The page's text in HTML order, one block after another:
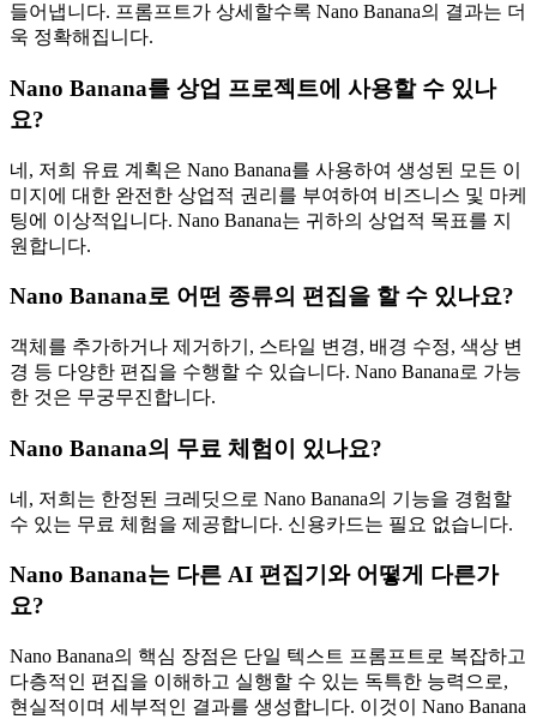
들어냅니다. 프롬프트가 상세할수록 Nano Banana의 결과는 더
욱 정확해집니다.
Nano Banana를 상업 프로젝트에 사용할 수 있나
요?
네, 저희 유료 계획은 Nano Banana를 사용하여 생성된 모든 이
미지에 대한 완전한 상업적 권리를 부여하여 비즈니스 및 마케
팅에 이상적입니다. Nano Banana는 귀하의 상업적 목표를 지
원합니다.
Nano Banana로 어떤 종류의 편집을 할 수 있나요?
객체를 추가하거나 제거하기, 스타일 변경, 배경 수정, 색상 변
경 등 다양한 편집을 수행할 수 있습니다. Nano Banana로 가능
한 것은 무궁무진합니다.
Nano Banana의 무료 체험이 있나요?
네, 저희는 한정된 크레딧으로 Nano Banana의 기능을 경험할
수 있는 무료 체험을 제공합니다. 신용카드는 필요 없습니다.
Nano Banana는 다른 AI 편집기와 어떻게 다른가
요?
Nano Banana의 핵심 장점은 단일 텍스트 프롬프트로 복잡하고
다층적인 편집을 이해하고 실행할 수 있는 독특한 능력으로,
현실적이며 세부적인 결과를 생성합니다. 이것이 Nano Banana